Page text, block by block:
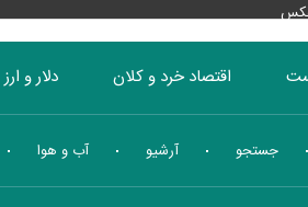
اقتصاد خرد و کلان دلار و ارز
بورس انرژی چندرسانه ای جستجو آرشیو آب و هوا